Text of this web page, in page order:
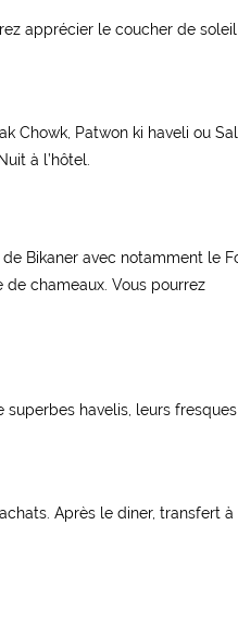
apprécier le coucher de
Chowk, Patwon ki haveli ou
à l’hôtel.
Bikaner avec notamment le
de chameaux. Vous pourrez
superbes havelis, leurs fresques
Après le diner, transfert à